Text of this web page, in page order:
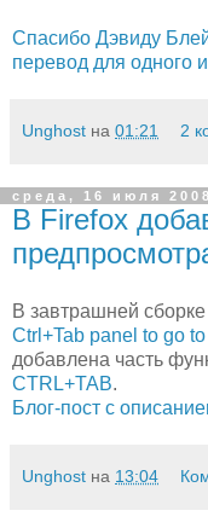
Спасибо Дэвиду
перевод для одного
Unghost на 01:21 2
среда, 16 июля
В Firefox
В завтрашней
Ctrl+Tab panel to go
добавлена часть
CTRL+TAB.
Блог-пост с
Unghost на 13:04